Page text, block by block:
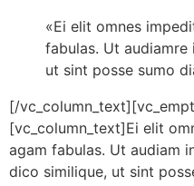
«Ei elit omnes
fabulas. Ut audiamre
ut sint posse sumo
[/
[vc_column_text]Ei elit
agam fabulas. Ut audiam
dico similique, ut sint